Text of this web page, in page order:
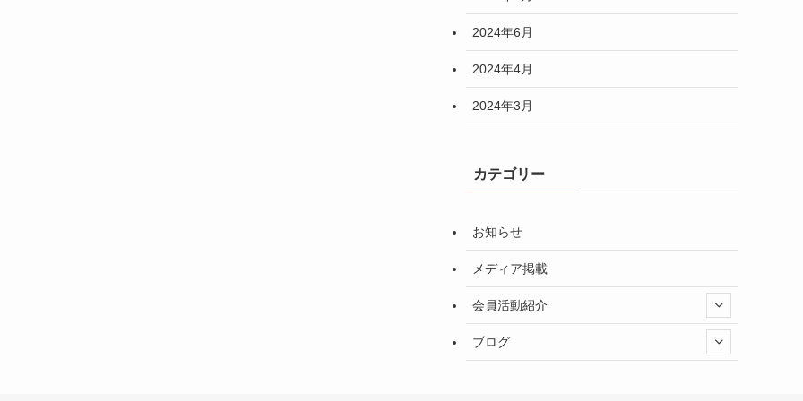
2024年6月
2024年4月
2024年3月
カテゴリー
お知らせ
メディア掲載
会員活動紹介
ブログ